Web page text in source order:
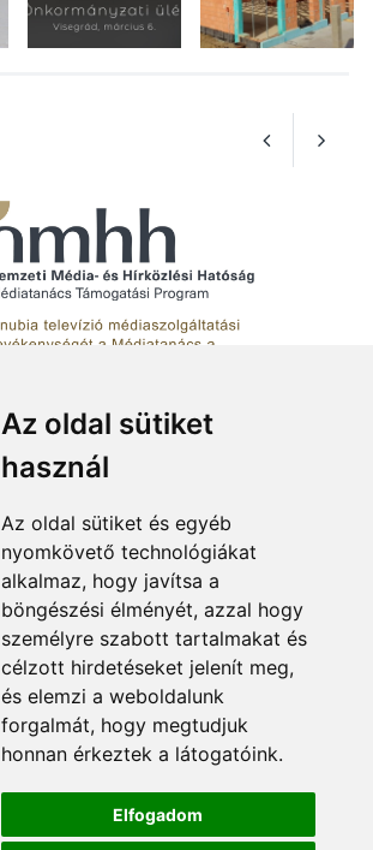
Az oldal sütiket
használ
Az oldal sütiket és egyéb
nyomkövető technológiákat
alkalmaz, hogy javítsa a
böngészési élményét, azzal hogy
személyre szabott tartalmakat és
célzott hirdetéseket jelenít meg,
és elemzi a weboldalunk
forgalmát, hogy megtudjuk
honnan érkeztek a látogatóink.
Elfogadom
2026 AUG 04
RSS
JOGI NYILATKOZAT
KAPCSOLAT
OLDALTÉRKÉP
IMPRESSZUM
HÍR BEKÜLDÉSE
© 2026 DANUBIA TV